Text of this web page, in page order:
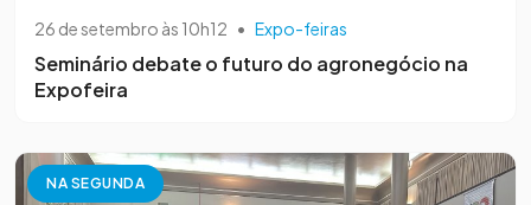
26 de setembro às 10h12 • Expo-feiras
Seminário debate o futuro do agronegócio na
Expofeira
NA SEGUNDA